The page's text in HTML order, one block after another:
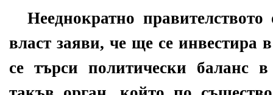
Нееднократно
власт заяви, че ще се инвестира
се търси политически баланс